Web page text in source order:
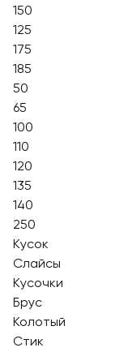
150
125
175
185
50
65
100
110
120
135
140
250
Кусок
Слайсы
Кусочки
Брус
Колотый
Стик